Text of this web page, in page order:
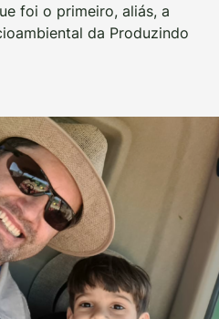
foi o primeiro, aliás, a
da Produzindo